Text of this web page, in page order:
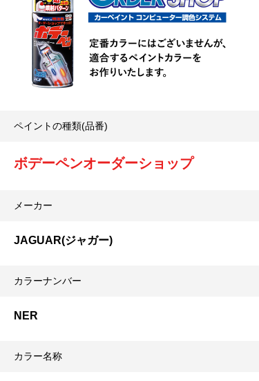
ペイントの種類(品番)
ボデーペンオーダーショップ
メーカー
JAGUAR(ジャガー)
カラーナンバー
NER
カラー名称